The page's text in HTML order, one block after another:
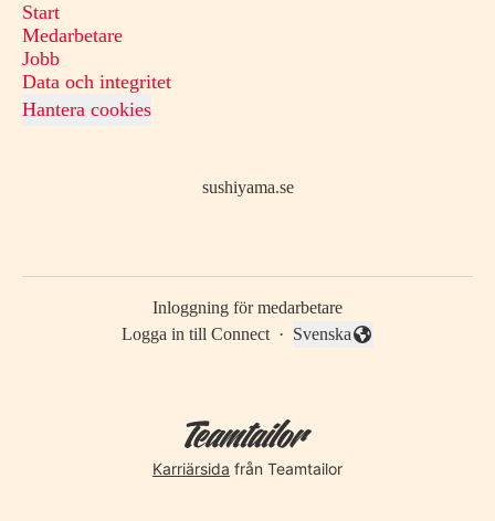
Start
Medarbetare
Jobb
Data och integritet
Hantera cookies
sushiyama.se
Inloggning för medarbetare
Logga in till Connect ·
Byt språk
Svenska
Karriärsida från Teamtailor